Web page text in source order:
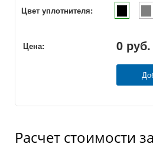
Цвет уплотнителя:
Цена: 0 руб.
Расчет стоимости